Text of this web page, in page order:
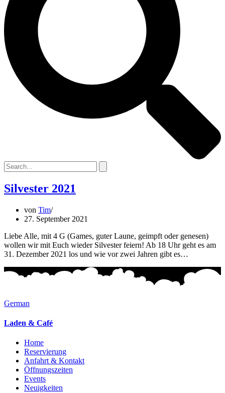
Silvester 2021
von Tim
27. September 2021
Liebe Alle, mit 4 G (Games, guter Laune, geimpft oder genesen)
wollen wir mit Euch wieder Silvester feiern! Ab 18 Uhr geht es am
31. Dezember 2021 los und wie vor zwei Jahren gibt es…
German
Laden & Café
Home
Reservierung
Anfahrt & Kontakt
Öffnungszeiten
Events
Neuigkeiten